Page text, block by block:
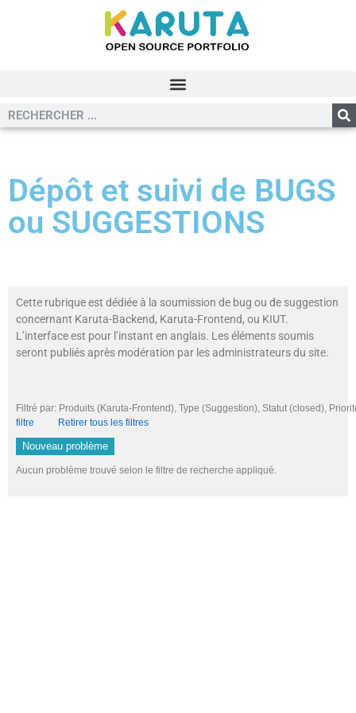
Dépôt et suivi de BUGS
ou SUGGESTIONS
Cette rubrique est dédiée à la soumission de bug ou de suggestion
concernant Karuta-Backend, Karuta-Frontend, ou KIUT.
L’interface est pour l’instant en anglais. Les éléments soumis
seront publiés après modération par les administrateurs du site.
Filtré par: Produits (Karuta-Frontend), Type (Suggestion), Statut (closed),
filtre
Retirer tous les filtres
Nouveau problème
Aucun problème trouvé selon le filtre de recherche appliqué.